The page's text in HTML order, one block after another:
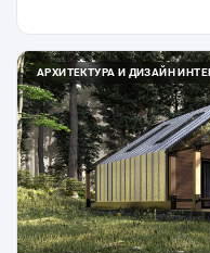
АРХИТЕКТУРА И ДИЗАЙН